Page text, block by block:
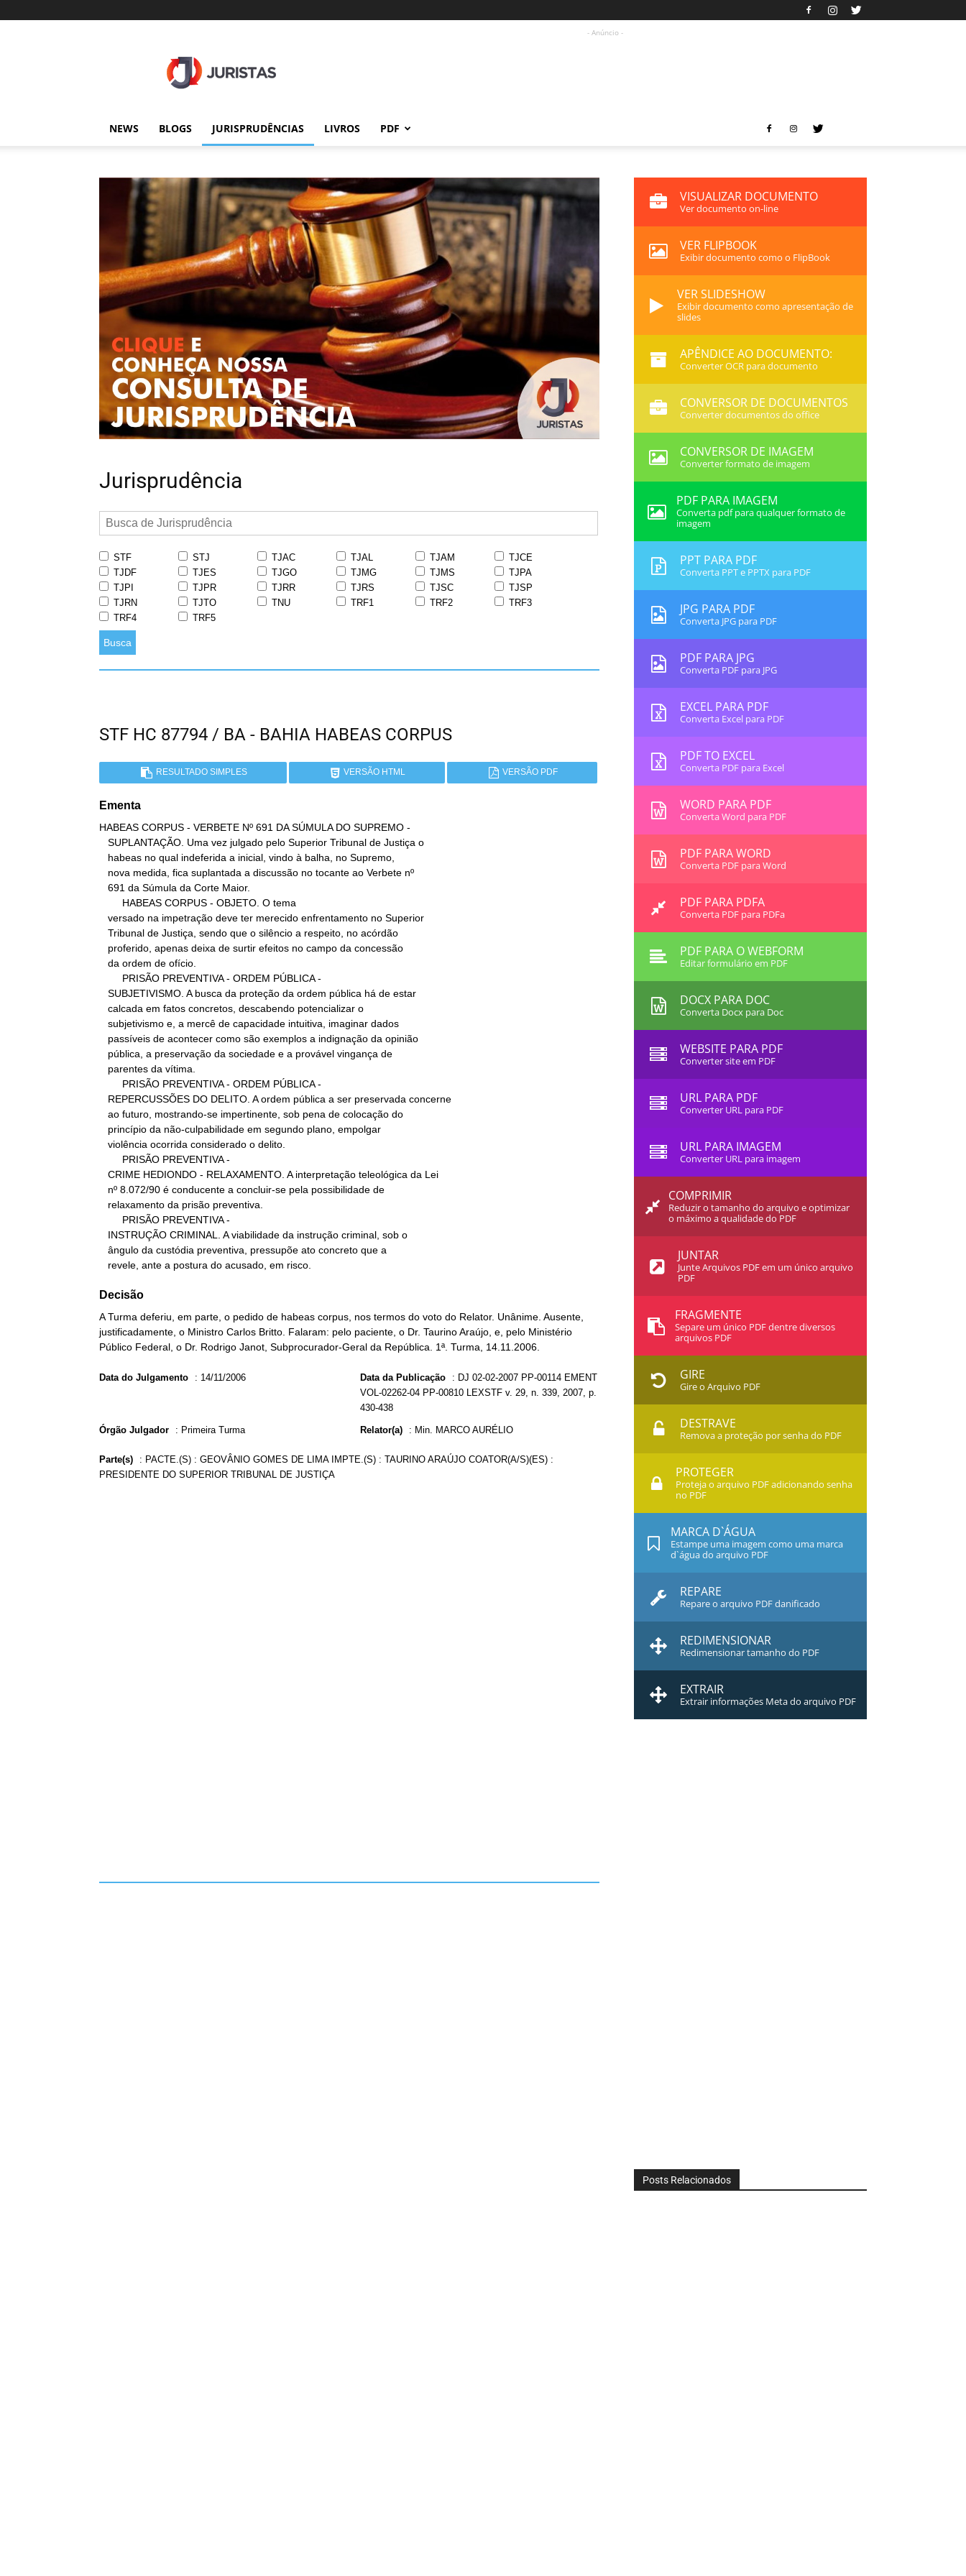
- Anúncio -
NEWS BLOGS JURISPRUDÊNCIAS LIVROS PDF
Jurisprudência
STF STJ TJAC TJAL TJAM
TJCE
TJDF
TJES TJGO TJMG TJMS
TJPA
TJPI
TJPR TJRR TJRS TJSC
TJSP
TJRN
TJTO TNU TRF1 TRF2
TRF3
TRF4
TRF5
Busca
STF HC 87794 / BA - BAHIA HABEAS CORPUS
RESULTADO SIMPLES VERSÃO HTML VERSÃO PDF
Ementa
HABEAS CORPUS - VERBETE Nº 691 DA SÚMULA DO SUPREMO -
   revele, ante a postura do acusado, em risco.
Decisão
A Turma deferiu, em parte, o pedido de habeas corpus, nos termos do voto do Relator. Unânime. Ausente,
justificadamente, o Ministro Carlos Britto. Falaram: pelo paciente, o Dr. Taurino Araújo, e, pelo Ministério
Público Federal, o Dr. Rodrigo Janot, Subprocurador-Geral da República. 1ª. Turma, 14.11.2006.
Data do Julgamento : 14/11/2006 Data da Publicação : DJ 02-02-2007 PP-00114 EMENT
VOL-02262-04 PP-00810 LEXSTF v. 29, n. 339, 2007, p.
430-438
Órgão Julgador : Primeira Turma Relator(a) : Min. MARCO AURÉLIO
Parte(s) : PACTE.(S) : GEOVÂNIO GOMES DE LIMA IMPTE.(S) : TAURINO ARAÚJO COATOR(A/S)(ES) :
PRESIDENTE DO SUPERIOR TRIBUNAL DE JUSTIÇA
VISUALIZAR DOCUMENTO
Ver documento on-line
VER FLIPBOOK
Exibir documento como o FlipBook
VER SLIDESHOW
Exibir documento como apresentação de
slides
APÊNDICE AO DOCUMENTO:
Converter OCR para documento
CONVERSOR DE DOCUMENTOS
Converter documentos do office
CONVERSOR DE IMAGEM
Converter formato de imagem
PDF PARA IMAGEM
Converta pdf para qualquer formato de
imagem
PPT PARA PDF
Converta PPT e PPTX para PDF
JPG PARA PDF
Converta JPG para PDF
PDF PARA JPG
Converta PDF para JPG
EXCEL PARA PDF
Converta Excel para PDF
PDF TO EXCEL
Converta PDF para Excel
WORD PARA PDF
Converta Word para PDF
PDF PARA WORD
Converta PDF para Word
PDF PARA PDFA
Converta PDF para PDFa
PDF PARA O WEBFORM
Editar formulário em PDF
DOCX PARA DOC
Converta Docx para Doc
WEBSITE PARA PDF
Converter site em PDF
URL PARA PDF
Converter URL para PDF
URL PARA IMAGEM
Converter URL para imagem
COMPRIMIR
Reduzir o tamanho do arquivo e optimizar
o máximo a qualidade do PDF
JUNTAR
Junte Arquivos PDF em um único arquivo
PDF
FRAGMENTE
Separe um único PDF dentre diversos
arquivos PDF
GIRE
Gire o Arquivo PDF
DESTRAVE
Remova a proteção por senha do PDF
PROTEGER
Proteja o arquivo PDF adicionando senha
no PDF
MARCA D`ÁGUA
Estampe uma imagem como uma marca
d`água do arquivo PDF
REPARE
Repare o arquivo PDF danificado
REDIMENSIONAR
Redimensionar tamanho do PDF
EXTRAIR
Extrair informações Meta do arquivo PDF
Posts Relacionados